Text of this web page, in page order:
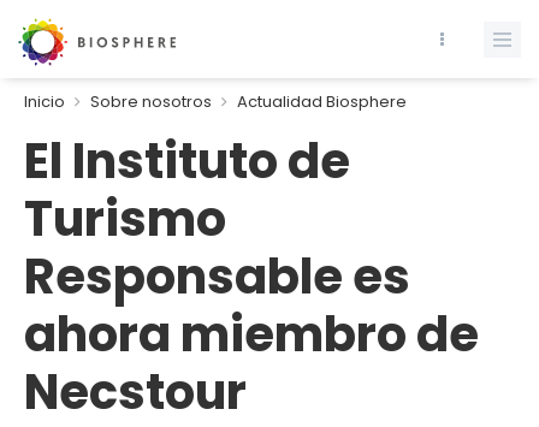
Inicio Sobre nosotros Actualidad Biosphere
El Instituto de
Turismo
Responsable es
ahora miembro de
Necstour